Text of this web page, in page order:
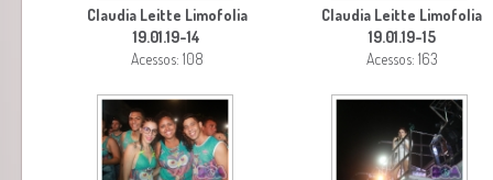
Claudia Leitte Limofolia
19.01.19-14
Acessos: 108
Claudia Leitte Limofolia
19.01.19-15
Acessos: 163